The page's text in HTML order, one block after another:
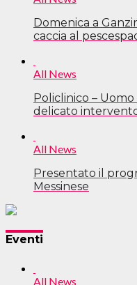
Domenica a
caccia al
All News
Policlinico –
delicato
All News
Presentato il
Messinese
Eventi
All News